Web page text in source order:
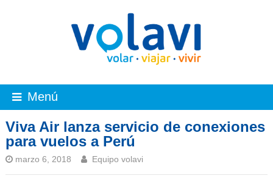
Menú
Viva Air lanza servicio de conexiones
para vuelos a Perú
marzo 6, 2018 Equipo volavi